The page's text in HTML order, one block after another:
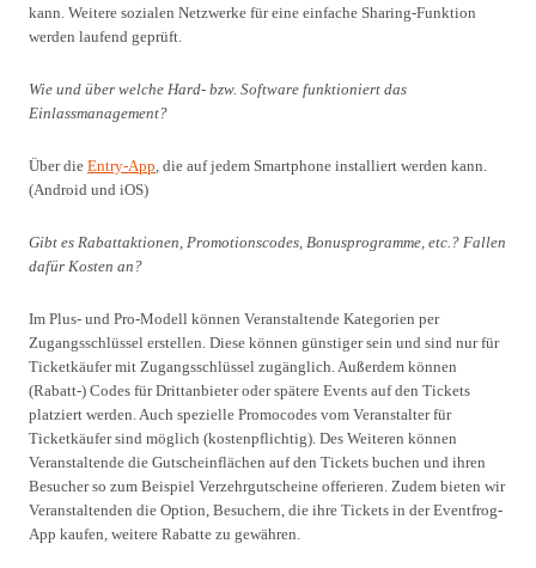
kann. Weitere sozialen Netzwerke für eine einfache Sharing-Funktion
werden laufend geprüft.
Wie und über welche Hard- bzw. Software funktioniert das
Einlassmanagement?
Über die Entry-App, die auf jedem Smartphone installiert werden kann.
(Android und iOS)
Gibt es Rabattaktionen, Promotionscodes, Bonusprogramme, etc.? Fallen
dafür Kosten an?
Im Plus- und Pro-Modell können Veranstaltende Kategorien per
Zugangsschlüssel erstellen. Diese können günstiger sein und sind nur für
Ticketkäufer mit Zugangsschlüssel zugänglich. Außerdem können
(Rabatt-) Codes für Drittanbieter oder spätere Events auf den Tickets
platziert werden. Auch spezielle Promocodes vom Veranstalter für
Ticketkäufer sind möglich (kostenpflichtig). Des Weiteren können
Veranstaltende die Gutscheinflächen auf den Tickets buchen und ihren
Besucher so zum Beispiel Verzehrgutscheine offerieren. Zudem bieten wir
Veranstaltenden die Option, Besuchern, die ihre Tickets in der Eventfrog-
App kaufen, weitere Rabatte zu gewähren.